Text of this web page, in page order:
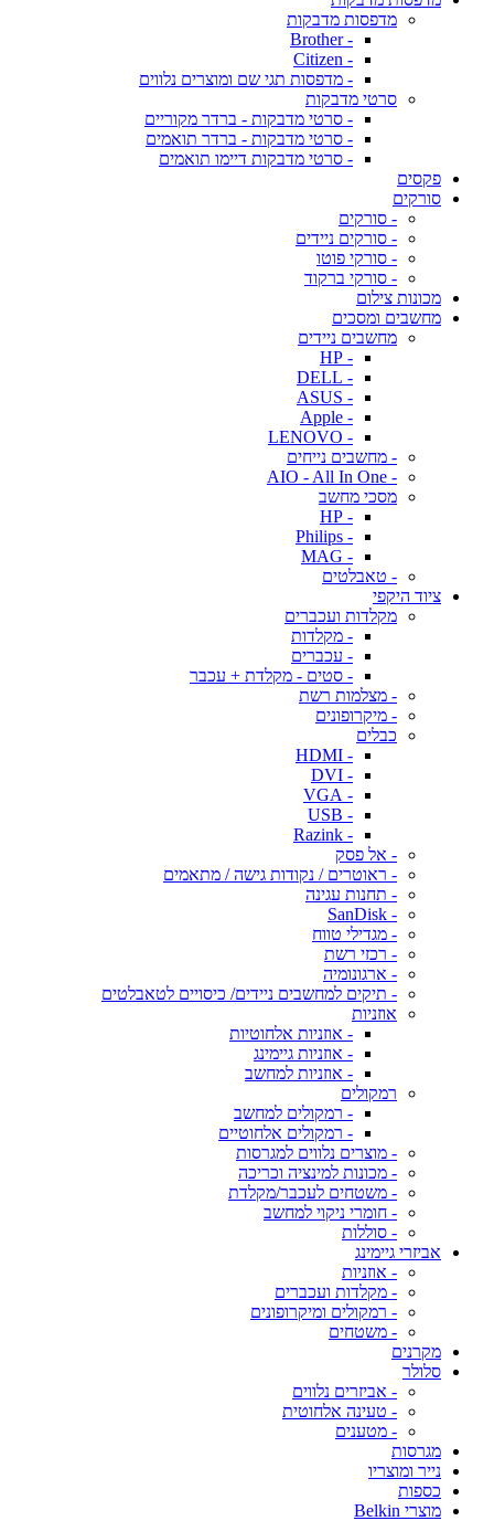
מדפסות מדבקות
- Brother
- Citizen
- מדפסות תגי שם ומוצרים נלווים
סרטי מדבקות
- סרטי מדבקות - ברדר מקוריים
- סרטי מדבקות - ברדר תואמים
- סרטי מדבקות דיימו תואמים
פקסים
סורקים
- סורקים
- סורקים ניידים
- סורקי פוטו
- סורקי ברקוד
מכונות צילום
מחשבים ומסכים
מחשבים ניידים
- HP
- DELL
- ASUS
- Apple
- LENOVO
- מחשבים נייחים
- AIO - All In One
מסכי מחשב
- HP
- Philips
- MAG
- טאבלטים
ציוד היקפי
מקלדות ועכברים
- מקלדות
- עכברים
- סטים - מקלדת + עכבר
- מצלמות רשת
- מיקרופונים
כבלים
- HDMI
- DVI
- VGA
- USB
- Razink
- אל פסק
- ראוטרים / נקודות גישה / מתאמים
- תחנות עגינה
- SanDisk
- מגדילי טווח
- רכזי רשת
- ארגונומיה
- תיקים למחשבים ניידים/ כיסויים לטאבלטים
אוזניות
- אוזניות אלחוטיות
- אוזניות גיימינג
- אוזניות למחשב
רמקולים
- רמקולים למחשב
- רמקולים אלחוטיים
- מוצרים נלווים למגרסות
- מכונות למינציה וכריכה
- משטחים לעכבר/מקלדת
- חומרי ניקוי למחשב
- סוללות
אביזרי גיימינג
- אוזניות
- מקלדות ועכברים
- רמקולים ומיקרופונים
- משטחים
מקרנים
סלולר
- אביזרים נלווים
- טעינה אלחוטית
- מטענים
מגרסות
נייר ומוצריו
כספות
מוצרי Belkin